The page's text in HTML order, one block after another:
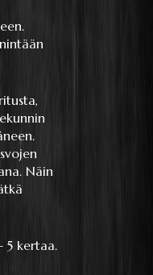
Näin
5 kertaa.